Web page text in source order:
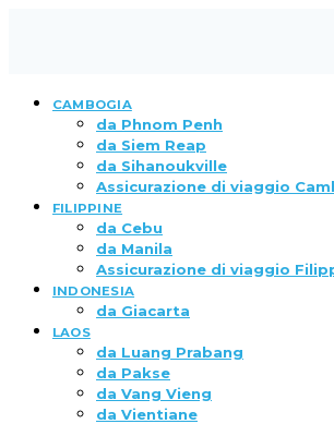
CAMBOGIA
da Phnom Penh
da Siem Reap
da Sihanoukville
Assicurazione di viaggio
FILIPPINE
da Cebu
da Manila
Assicurazione di viaggio
INDONESIA
da Giacarta
LAOS
da Luang Prabang
da Pakse
da Vang Vieng
da Vientiane